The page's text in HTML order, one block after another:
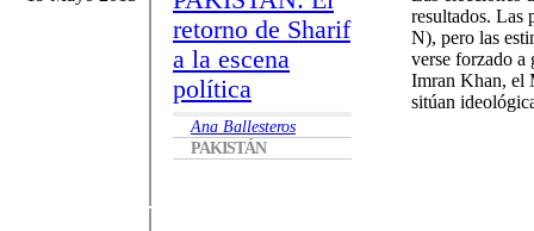
retorno de Sharif
a la escena
política
Ana Ballesteros
PAKISTÁN
resultados. Las
N), pero las
verse forzado a
Imran Khan, el
sitúan